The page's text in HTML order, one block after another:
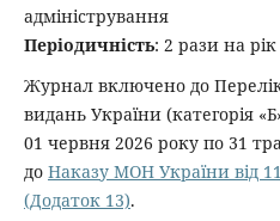
адміністрування
Періодичність: 2 рази на рік
Журнал включено до
видань України (категорія
01 червня 2026 року по 31
до Наказу МОН України від
(Додаток 13).